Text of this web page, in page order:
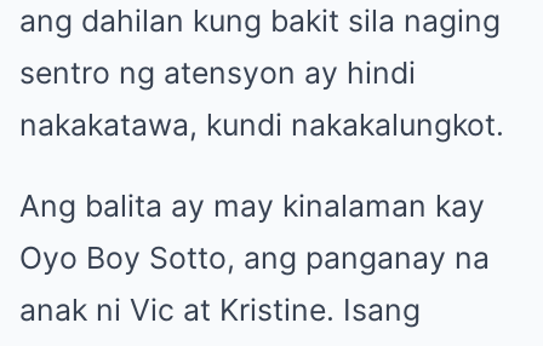
ang dahilan kung bakit sila naging
sentro ng atensyon ay hindi
nakakatawa, kundi nakakalungkot.
Ang balita ay may kinalaman kay
Oyo Boy Sotto, ang panganay na
anak ni Vic at Kristine. Isang